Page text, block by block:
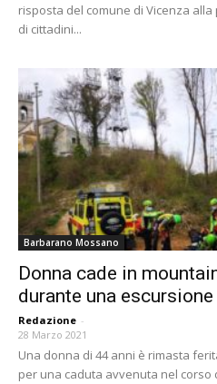
risposta del comune di Vicenza
di cittadini...
Barbarano Mossano
Donna cade in
durante una escursione
Redazione -
28 Marzo 2021
Una donna di 44 anni è rimasta
per una caduta avvenuta nel corso